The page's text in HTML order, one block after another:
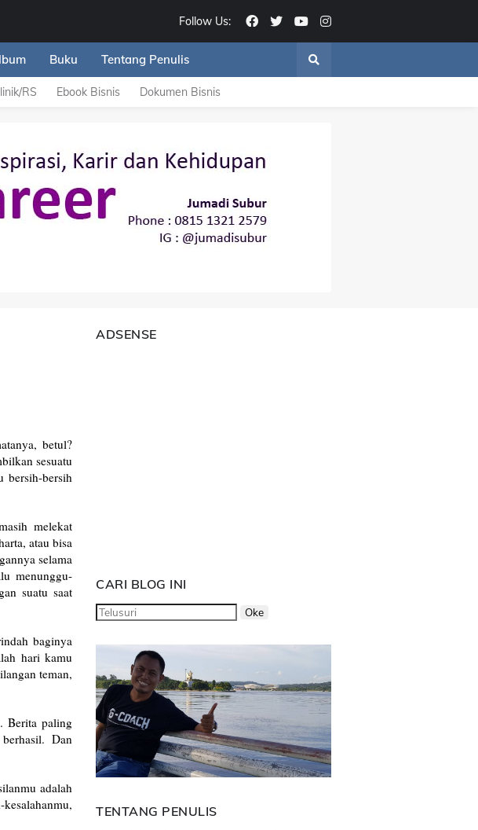
Follow Us:
Buku Tentang Penulis
RS Ebook Bisnis Dokumen Bisnis
betul?
sesuatu
bersih-bersih
melekat
atau bisa
selama
menunggu-
suatu saat
baginya
hari kamu
teman,
Berita paling
Dan
adalah
ADSENSE
CARI BLOG INI
TENTANG PENULIS